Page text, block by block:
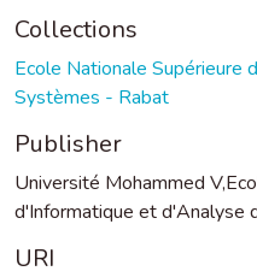
Collections
Ecole Nationale Supérieure
Systèmes - Rabat
Publisher
Université Mohammed
d'Informatique et d'Analyse
URI